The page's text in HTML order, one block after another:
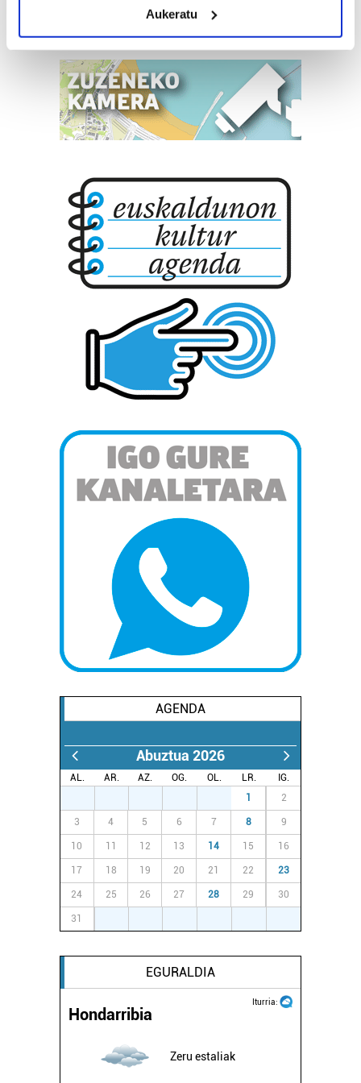
Identify your device by actively scanning it for
specific characteristics (fingerprinting)
Find out more about how your personal data is processed
and set your preferences in the
details section.
Guk eta gure bazkideek zure datu pertsonalak
prozesatzen ditugu, zure IP zenbakia, besteak beste,
pertsonalizatuak eskaintzeko, iragarkiak eta edukia
neurtzeko, jendeari buruzko informazioa biltzeko eta
produktuak garatzeko. Zure datuak nork eta zertarako
erabiltzen dituen hauta dezakezu.
Bazkide batzuek ez dizute baimenik eskatzen, eta beren
interes komertzial legitimoetan babesten dira. Ikusi gure
bazkideen zerrenda, beren ustez zein helburutarako
duten interes legitimoa eta horren aurka nola egin
dezakezun ikusteko.
Lortu zure datu pertsonalak prozesatzeko moduari
zure baimena Cookieen adierazpenean.
Webgune honek cookie propioak eta hirugarrenen cookie-
fitxategiak erabiltzen ditu. Zure esperientzia eta
zerbitzuak hobetzeko asmoz, cookie teknologiaz
baliatzen gara. Ohar hau onartuz gero, teknologia hori
erabiltzeko baimen esplizitua ematen diguzu.
Aukeratu
AGENDA
Abuztua 2026
AL. AR. AZ. OG. OL. LR.
IG.
1 2
3 4 5 6 7 8 9
10 11 12 13 14 15 16
17 18 19 20 21 22 23
24 25 26 27 28 29 30
31
EGURALDIA
Iturria:
Hondarribia
Zeru estaliak